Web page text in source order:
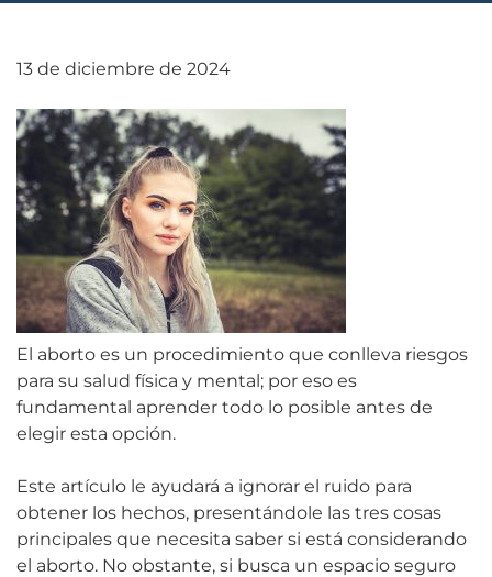
13 de diciembre de 2024
El aborto es un procedimiento que conlleva riesgos
para su salud física y mental; por eso es
fundamental aprender todo lo posible antes de
elegir esta opción.
Este artículo le ayudará a ignorar el ruido para
obtener los hechos, presentándole las tres cosas
principales que necesita saber si está considerando
el aborto. No obstante, si busca un espacio seguro